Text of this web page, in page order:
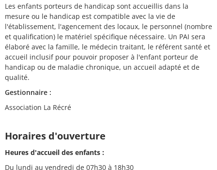
Les enfants porteurs de handicap sont accueillis dans la
mesure ou le handicap est compatible avec la vie de
l'établissement, l'agencement des locaux, le personnel (nombre
et qualification) le matériel spécifique nécessaire. Un PAI sera
élaboré avec la famille, le médecin traitant, le référent santé et
accueil inclusif pour pouvoir proposer à l'enfant porteur de
handicap ou de maladie chronique, un accueil adapté et de
qualité.
Gestionnaire :
Association La Récré
Horaires d'ouverture
Heures d'accueil des enfants :
Du lundi au vendredi de 07h30 à 18h30